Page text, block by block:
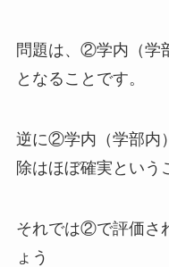
問題は、②学内（学
となることです。
逆に②学内（学部内
除はほぼ確実 という
それでは②で評価さ
ょう